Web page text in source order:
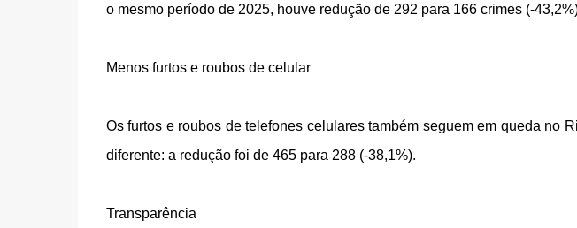
o mesmo período de 2025, houve redução de 292 para 166 crimes (-
Menos furtos e roubos de celular
Os furtos e roubos de telefones celulares também seguem em queda no
diferente: a redução foi de 465 para 288 (-38,1%).
Transparência